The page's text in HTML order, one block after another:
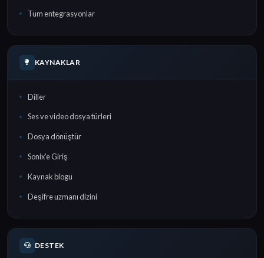
Tüm entegrasyonlar
KAYNAKLAR
Diller
Ses ve video dosya türleri
Dosya dönüştür
Sonix'e Giriş
Kaynak blogu
Deşifre uzmanı dizini
DESTEK